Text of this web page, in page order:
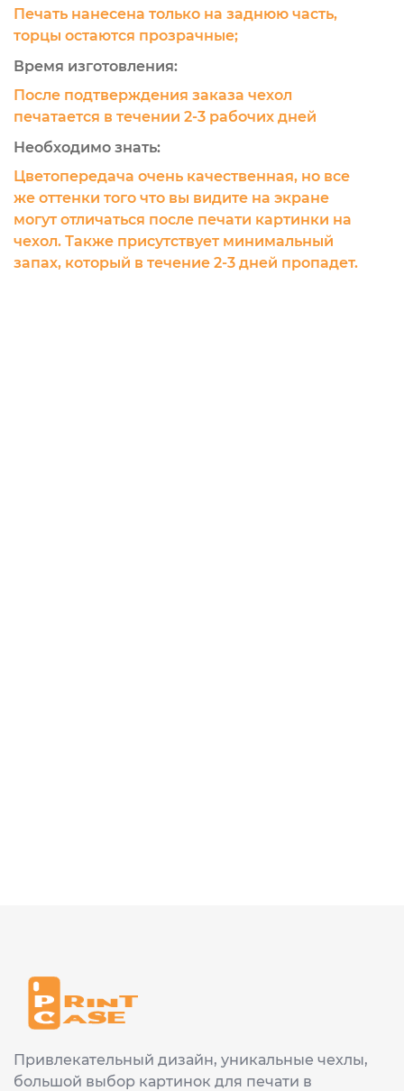
Печать нанесена только на заднюю часть,
торцы остаются прозрачные;
Время изготовления:
После подтверждения заказа чехол
печатается в течении 2-3 рабочих дней
Необходимо знать:
Цветопередача очень качественная, но все
же оттенки того что вы видите на экране
могут отличаться после печати картинки на
чехол. Также присутствует минимальный
запах, который в течение 2-3 дней пропадет.
Привлекательный дизайн, уникальные чехлы,
большой выбор картинок для печати в